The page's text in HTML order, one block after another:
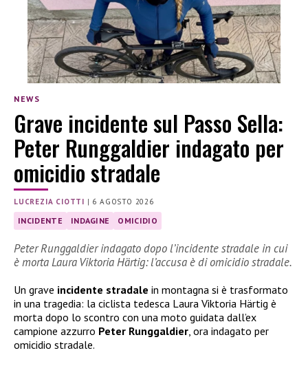
NEWS
Grave incidente sul Passo Sella:
Peter Runggaldier indagato per
omicidio stradale
LUCREZIA CIOTTI | 6 AGOSTO 2026
INCIDENTE INDAGINE OMICIDIO
Peter Runggaldier indagato dopo l’incidente stradale in cui
è morta Laura Viktoria Härtig: l’accusa è di omicidio stradale.
Un grave incidente stradale in montagna si è trasformato
in una tragedia: la ciclista tedesca Laura Viktoria Härtig è
morta dopo lo scontro con una moto guidata dall’ex
campione azzurro Peter Runggaldier , ora indagato per
omicidio stradale.